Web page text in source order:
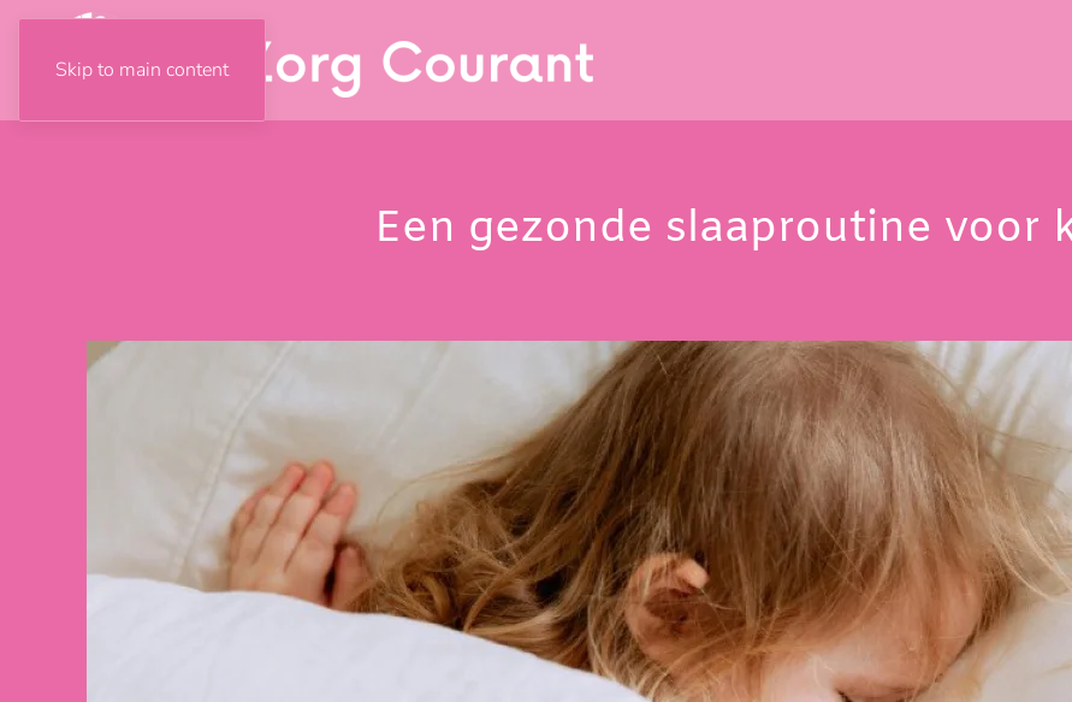
Skip to main content
Een gezonde slaaproutine voor